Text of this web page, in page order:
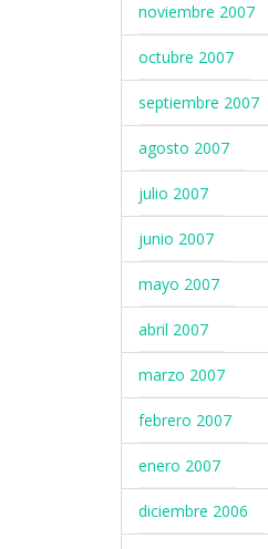
noviembre 2007
octubre 2007
septiembre 2007
agosto 2007
julio 2007
junio 2007
mayo 2007
abril 2007
marzo 2007
febrero 2007
enero 2007
diciembre 2006